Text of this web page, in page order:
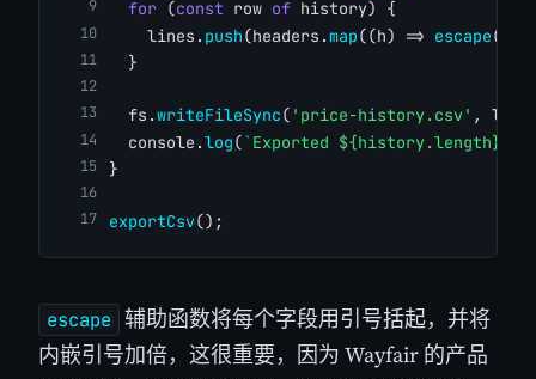
for (const row of history) {
    lines.
push(headers.map((h) => escape
  }
  fs.
writeFileSync( 'price-history.csv' ,
  console.
log(`Exported ${history.length}
}
exportCsv();
escape 辅助函数将每个字段用引号括起，并将
内嵌引号加倍，这很重要，因为 Wayfair 的产品